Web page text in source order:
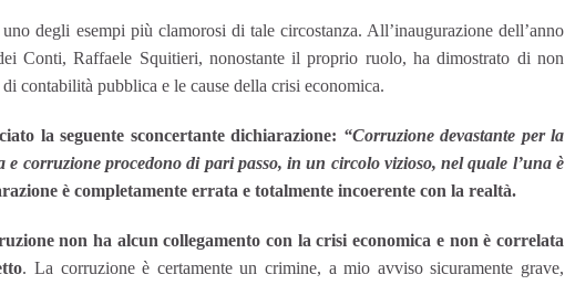
degli esempi più clamorosi di tale circostanza. All’inaugurazione dell’anno
Conti, Raffaele Squitieri, nonostante il proprio ruolo, ha dimostrato di non
contabilità pubblica e le cause della crisi economica.
la seguente sconcertante dichiarazione: “Corruzione devastante per la
e corruzione procedono di pari passo, in un circolo vizioso, nel quale l’una è
è completamente errata e totalmente incoerente con la realtà.
non ha alcun collegamento con la crisi economica e non è correlata
. La corruzione è certamente un crimine, a mio avviso sicuramente grave,